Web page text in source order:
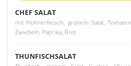
CHEF SALAT
mit Hühnerfleisch, grünem Salat, Tomaten,
Zwiebeln, Paprika, Brot
THUNFISCHSALAT